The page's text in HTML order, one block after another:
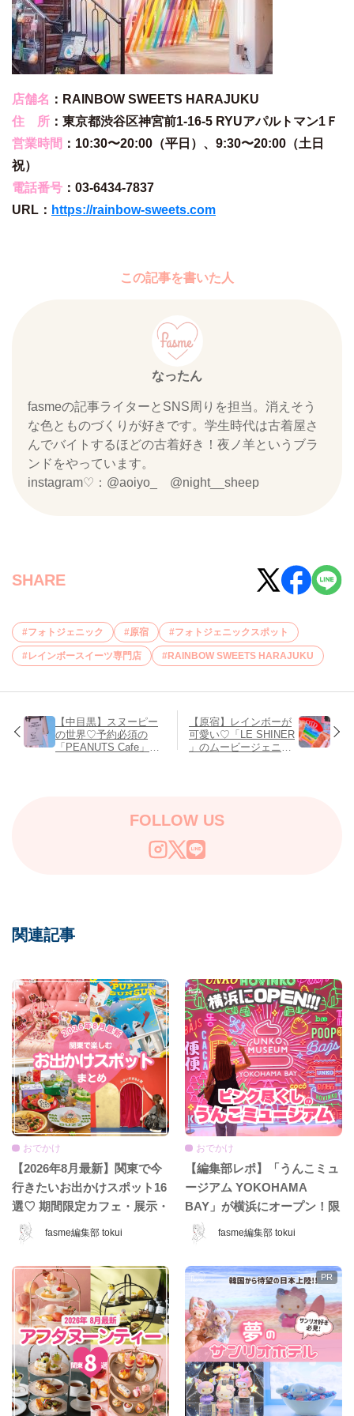
店舗名 ：RAINBOW SWEETS HARAJUKU
住 所 ：東京都渋谷区神宮前1-16-5 RYUアパルトマン1Ｆ
営業時間 ：10:30〜20:00（平日）、9:30〜20:00（土日
祝）
電話番号 ：03-6434-7837
URL： https://rainbow-sweets.com
この記事を書いた人
なったん
fasmeの記事ライターとSNS周りを担当。消えそう
な色とものづくりが好きです。学生時代は古着屋さ
んでバイトするほどの古着好き！夜ノ羊というブラ
ンドをやっています。
instagram♡：@aoiyo_ @night__sheep
SHARE
フォトジェニック 原宿 フォトジェニックスポット
レインボースイーツ専門店 RAINBOW SWEETS HARAJUKU
【中目黒】スヌーピー
の世界♡予約必須の
「PEANUTS Cafe」を
【原宿】レインボーが
可愛い♡「LE SHINER
」のムービージェニッ
FOLLOW US
関連記事
fasme編集部 tokui
おでかけ
【2026年8月最新】関東で今
行きたいお出かけスポット16
選♡ 期間限定カフェ・展示・
POPUPまとめ
fasme編集部 tokui
おでかけ
【編集部レポ】「うんこミュ
ージアム YOKOHAMA
BAY」が横浜にオープン！限
定コンテンツ＆グッズをひと
足先に体験♡